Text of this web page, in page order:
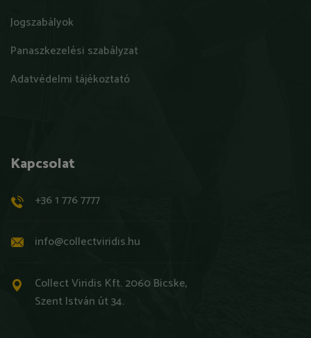
Jogszabályok
Panaszkezelési szabályzat
Adatvédelmi tájékoztató
Kapcsolat
+36 1 776 7777
info@collectviridis.hu
Collect Viridis Kft. 2060 Bicske,
Szent István út 34.